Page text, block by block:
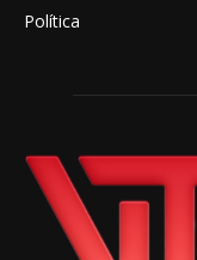
Política